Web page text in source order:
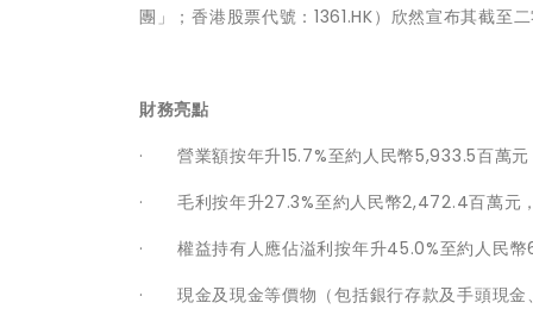
團」；香港股票代號：1361.HK）欣然宣布其截至
財務亮點
· 營業額按年升15.7%至約人民幣5,933.5百萬元
· 毛利按年升27.3%至約人民幣2,472.4百萬元
· 權益持有人應佔溢利按年升45.0%至約人民幣
· 現金及現金等價物（包括銀行存款及手頭現金